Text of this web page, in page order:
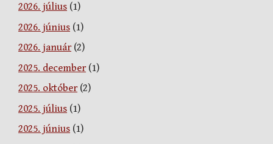
2026. július (1)
2026. június (1)
2026. január(2)
2025. december(1)
2025. október(2)
2025. július (1)
2025. június (1)